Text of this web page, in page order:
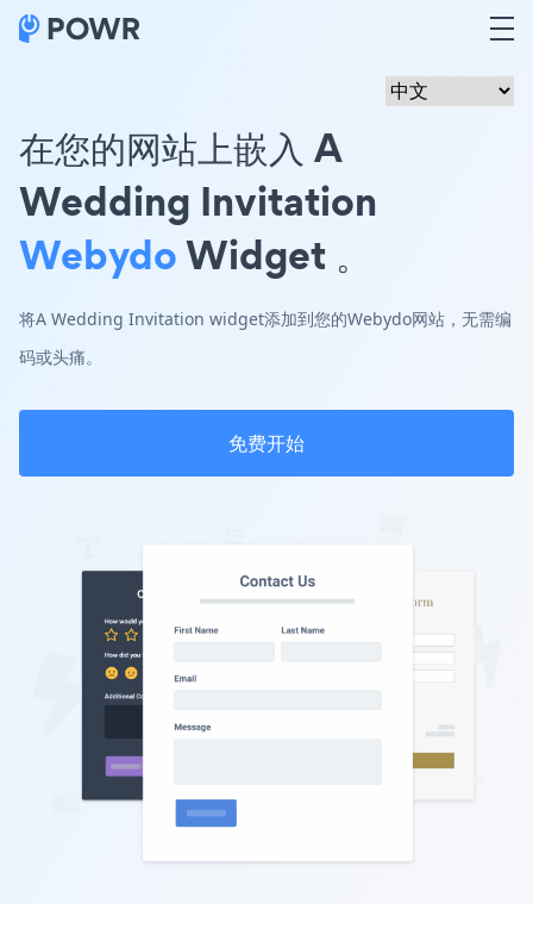
在您的网站上嵌入 A
Wedding Invitation
WebydoWidget 。
将A Wedding Invitation widget添加到您的Webydo网站，无需编
码或头痛。
免费开始